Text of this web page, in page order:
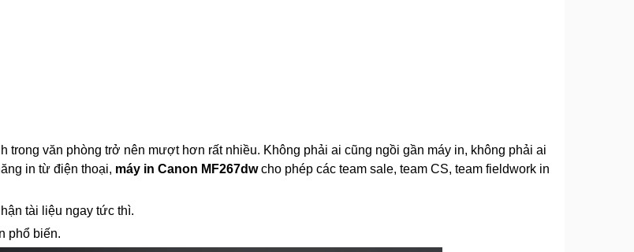
trong văn phòng trở nên mượt hơn rất nhiều. Không phải ai cũng ngồi gần máy in, không phải ai
in từ điện thoại, máy in Canon MF267dwcho phép các team sale, team CS, team fieldwork in
tài liệu ngay tức thì.
phổ biến.